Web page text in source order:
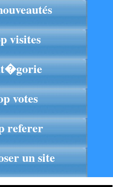
visites
votes
referer
un site